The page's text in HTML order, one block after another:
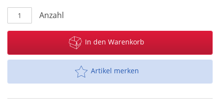
Anzahl
In den Warenkorb
Artikel merken